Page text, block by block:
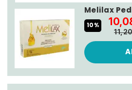
Melilax
10%